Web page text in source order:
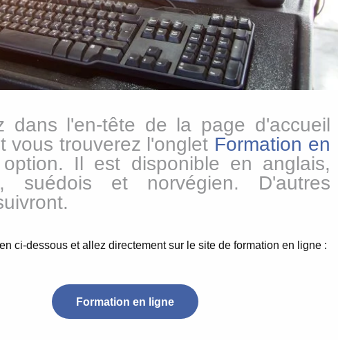
dans l'en-tête de la page d'accueil
vous trouverez l'onglet Formation en
Il est disponible en anglais,
suédois et norvégien.
D'autres
ci-dessous et allez directement sur le site de formation en ligne :
Formation en ligne